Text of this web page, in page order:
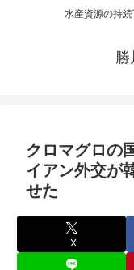
水産資源の持
勝
クロマグロの
イアン外交が
せた
X